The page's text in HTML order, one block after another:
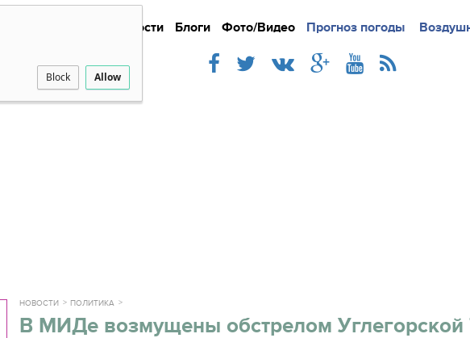
Block Allow
Новости Блоги Фото/Видео Прогноз погоды
Подробно Новости
НОВОСТИ ПОЛИТИКА
В МИДе возмущены обстрелом